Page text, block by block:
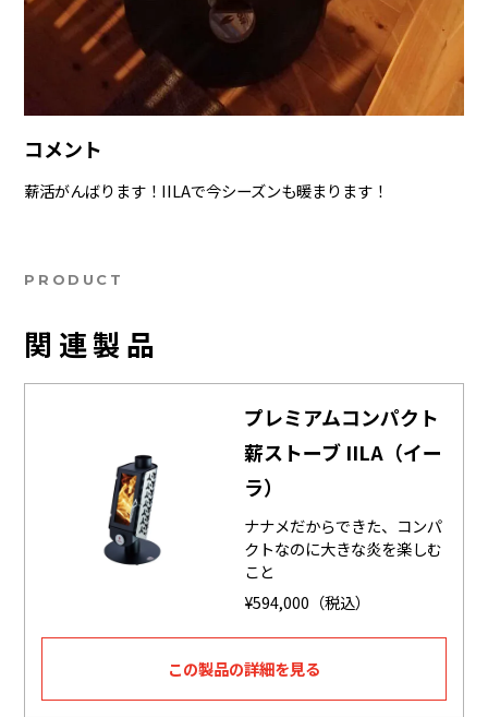
コメント
薪活がんばります！IILAで今シーズンも暖まります！
PRODUCT
関連製品
プレミアムコンパクト
薪ストーブ IILA（イー
ラ）
ナナメだからできた、コンパ
クトなのに大きな炎を楽しむ
こと
¥594,000（税込）
この製品の詳細を見る